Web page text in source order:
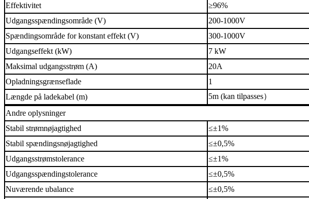
Effektivitet
≥96%
Udgangsspændingsområde (V)
200-1000V
Spændingsområde for konstant effekt (V)
300-1000V
Udgangseffekt (kW)
7 kW
Maksimal udgangsstrøm (A)
20A
Opladningsgrænseflade
1
Længde på ladekabel (m)
5m (kan tilpasses）
Andre oplysninger
Stabil strømnøjagtighed
≤±1%
Stabil spændingsnøjagtighed
≤±0,5%
Udgangsstrømstolerance
≤±1%
Udgangsspændingstolerance
≤±0,5%
Nuværende ubalance
≤±0,5%